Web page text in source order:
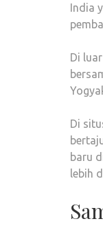
India
Di
Di
baru
lebih